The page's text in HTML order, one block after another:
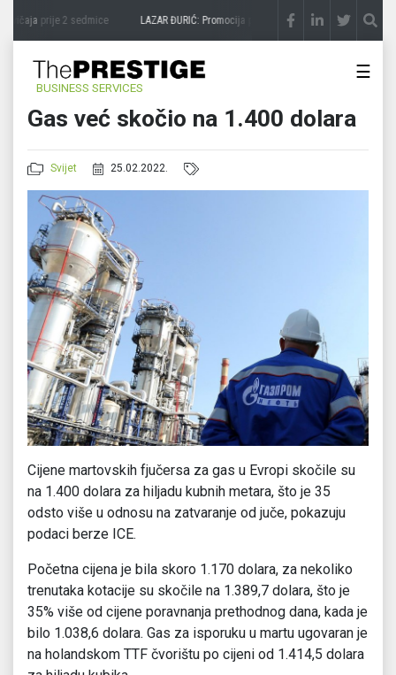
prije 2 sedmice LAZAR ĐURIĆ: Promocija potencijal pretvara u destinaciju
BUSINESS SERVICES
☰
Gas već skočio na 1.400 dolara
Svijet 25.02.2022.
Cijene martovskih fjučersa za gas u Evropi skočile su
na 1.400 dolara za hiljadu kubnih metara, što je 35
odsto više u odnosu na zatvaranje od juče, pokazuju
podaci berze ICE.
Početna cijena je bila skoro 1.170 dolara, za nekoliko
trenutaka kotacije su skočile na 1.389,7 dolara, što je
35% više od cijene poravnanja prethodnog dana, kada je
bilo 1.038,6 dolara. Gas za isporuku u martu ugovaran je
na holandskom TTF čvorištu po cijeni od 1.414,5 dolara